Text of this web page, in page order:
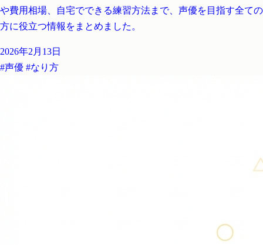
や費用相場、自宅でできる練習方法まで、声優を目指す全ての
方に役立つ情報をまとめました。
2026年2月13日
#声優 #なり方